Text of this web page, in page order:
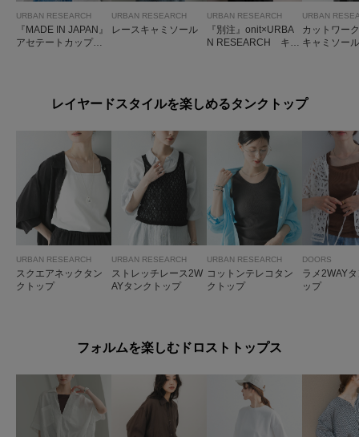
URBAN RESEARCH
『MADE IN JAPAN』
アセテートカップ付
URBAN RESEARCH
レースキャミソール
URBAN RESEARCH
『別注』onit×URBA
N RESEARCH キャ
URBAN
カットワー
キャミソール
レイヤードスタイルを楽しめるタンクトップ
URBAN RESEARCH
スクエアネックタン
クトップ
URBAN RESEARCH
ストレッチレース2W
AYタンクトップ
URBAN RESEARCH
コットンテレコタン
クトップ
DOORS
ラメ2WAY
ップ
フォルムを楽しむドロストトップス